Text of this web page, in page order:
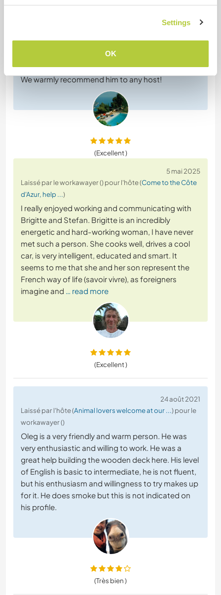
Settings
OK
soon as he managed to reach our home (it took
him almost as long to find our place once in
Monaco!!) we felt in perfect and joyful connection!
He was a wonderful help in all tasks, and a great
companion in our little group!
We warmly recommend him to any host!
(Excellent )
5 mai 2025
Laissé par le workawayer () pour l'hôte (Come to the Côte
d'Azur, help ...)
I really enjoyed working and communicating with
Brigitte and Stefan. Brigitte is an incredibly
energetic and hard-working woman, I have never
met such a person. She cooks well, drives a cool
car, is very intelligent, educated and smart. It
seems to me that she and her son represent the
French way of life (savoir vivre), as foreigners
imagine and … read more
(Excellent )
24 août 2021
Laissé par l'hôte (Animal lovers welcome at our ...) pour le
workawayer ()
Oleg is a very friendly and warm person. He was
very enthusiastic and willing to work. He was a
great help building the wooden deck here. His level
of English is basic to intermediate, he is not fluent,
but his enthusiasm and willingness to try makes up
for it. He does smoke but this is not indicated on
his profile.
(Très bien )